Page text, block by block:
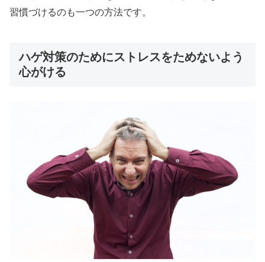
習慣づけるのも一つの方法です。
ハゲ対策のためにストレスをためないよう
心がける